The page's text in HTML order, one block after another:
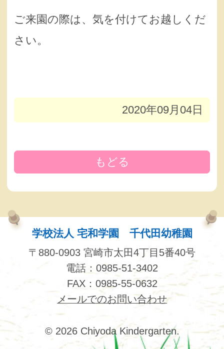
ご来園の際は、気を付けてお越しくだ
さい。
2020年09月04日
もどる
学校法人 宅和学園 千代田幼稚園
〒880-0903 宮崎市太田4丁目5番40号
電話：0985-51-3402
FAX：0985-55-0632
メールでのお問い合わせ
© 2026 Chiyoda Kindergarten.